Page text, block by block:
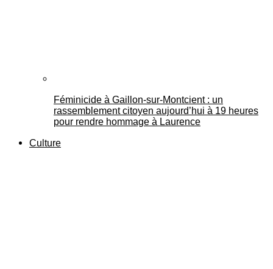
Féminicide à Gaillon‑sur‑Montcient : un
rassemblement citoyen aujourd’hui à 19 heures
pour rendre hommage à Laurence
Culture